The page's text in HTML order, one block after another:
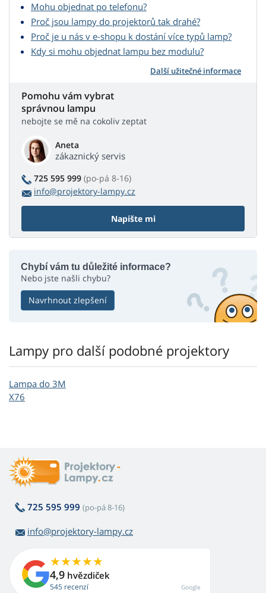
Mohu objednat po telefonu?
Proč jsou lampy do projektorů tak drahé?
Proč je u nás v e-shopu k dostání více typů lamp?
Kdy si mohu objednat lampu bez modulu?
Další užitečné informace
Pomohu vám vybrat
správnou lampu
nebojte se mě na cokoliv zeptat
Aneta
zákaznický servis
725 595 999 (po-pá 8-16)
info@projektory-lampy.cz
Napište mi
Chybí vám tu důležité informace?
Nebo jste našli chybu?
Navrhnout zlepšení
Lampy pro další podobné projektory
Lampa do 3M
X76
725 595 999 (po-pá 8-16)
info@projektory-lampy.cz
4,9 hvězdiček
545 recenzí Google